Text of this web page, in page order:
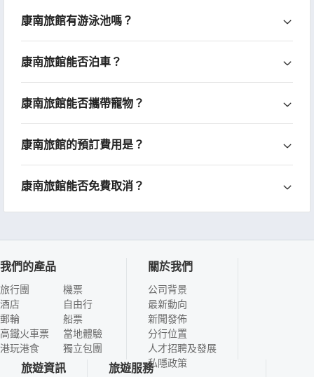
康南旅館有游泳池嗎？
康南旅館能否泊車？
康南旅館能否攜帶寵物？
康南旅館的預訂費用是？
康南旅館能否免費取消？
我們的產品
旅行團
酒店
郵輪
高鐵火車票
港玩港食
機票
自由行
船票
當地體驗
獨立包團
關於我們
公司背景
最新動向
新聞發佈
分行位置
人才招聘及發展
私隱政策
旅遊資訊 旅遊服務